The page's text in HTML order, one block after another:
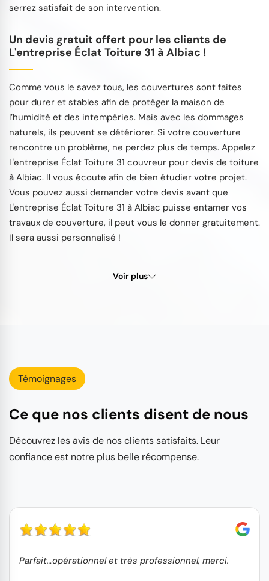
serrez satisfait de son intervention.
Un devis gratuit offert pour les clients de
L'entreprise Éclat Toiture 31 à Albiac !
Comme vous le savez tous, les couvertures sont faites
pour durer et stables afin de protéger la maison de
l’humidité et des intempéries. Mais avec les dommages
naturels, ils peuvent se détériorer. Si votre couverture
rencontre un problème, ne perdez plus de temps. Appelez
L'entreprise Éclat Toiture 31 couvreur pour devis de toiture
à Albiac. Il vous écoute afin de bien étudier votre projet.
Vous pouvez aussi demander votre devis avant que
L'entreprise Éclat Toiture 31 à Albiac puisse entamer vos
travaux de couverture, il peut vous le donner gratuitement.
Il sera aussi personnalisé !
Voir plus
Témoignages
Ce que nos clients disent de nous
Découvrez les avis de nos clients satisfaits. Leur
confiance est notre plus belle récompense.
Parfait…opérationnel et très professionnel, merci.